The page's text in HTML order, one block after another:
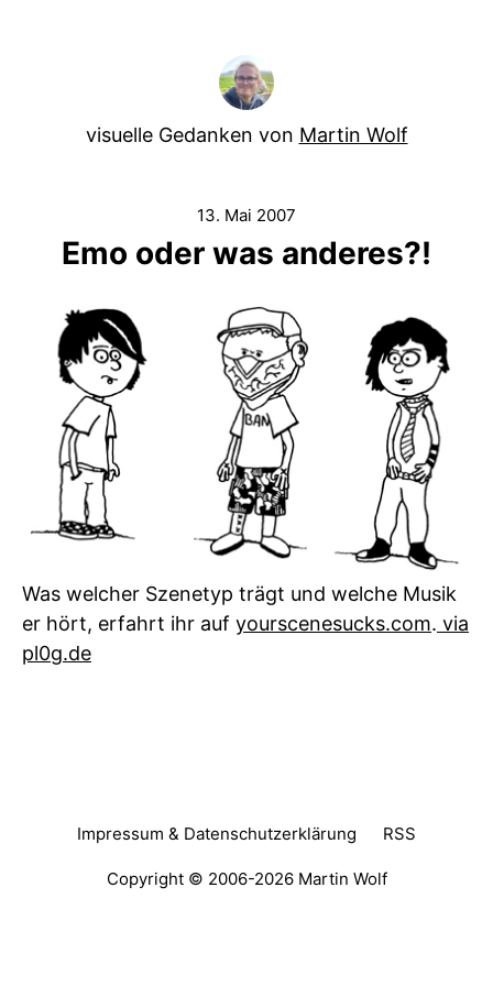
visuelle Gedanken von Martin Wolf
13. Mai 2007
Emo oder was anderes?!
Was welcher Szenetyp trägt und welche Musik
er hört, erfahrt ihr auf yourscenesucks.com. via
pl0g.de
Impressum & Datenschutzerklärung RSS
Copyright © 2006-2026 Martin Wolf